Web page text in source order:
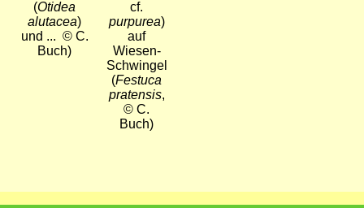
(Otidea
alutacea)
und ... © C.
Buch)
cf.
purpurea)
auf
Wiesen-
Schwingel
(Festuca
pratensis,
© C.
Buch)